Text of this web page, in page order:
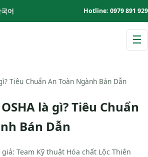
어 Hotline: 0979 891 929
☰
Tiêu Chuẩn An Toàn Ngành Bán Dẫn
là gì? Tiêu Chuẩn
Bán Dẫn
giả: Team Kỹ thuật Hóa chất Lộc Thiên